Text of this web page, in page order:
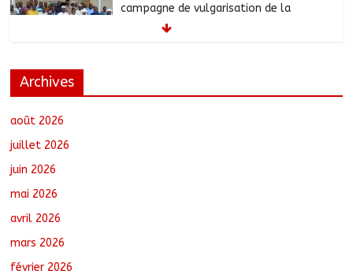
campagne de vulgarisation de la
politique nationale de DDR
nouvelles instances locales à Sarh
Archives
août 2026
juillet 2026
juin 2026
mai 2026
avril 2026
mars 2026
février 2026